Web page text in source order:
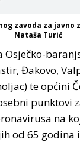
zavoda za javno
Nataša Turić
Osječko-
Đakovo,
te općini
punktovi
na
od 65 godina